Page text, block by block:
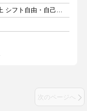
週3日以上 1日4時間以上 シフト自由・自己申告
次のページへ